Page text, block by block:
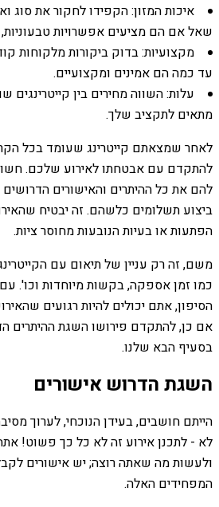
איכות המזון: הקפידו לחקור את סוג
שאל אם הם מציעים אפשרויות טבעוניות,
מקצועיות: בדוק ביקורות מלקוחות
עד כמה הם אמינים ומקצועיים.
עלות: השווה מחירים בין קייטרינגים
מתאים לתקציב שלך.
לאחר שמצאתם קייטרינג שעומד בכל
להתקדם עם אבטחתו לאירוע שלכם.
להם את כל ההיתרים והאישורים
ביצוע תשלומים כלשהם. זה יבטיח
הפתעות או בעיות הנובעות מחוסר ציות.
משם, זה רק עניין של תיאום עם
כמו זמן אספקה, בקשות מיוחדות וכו'.
הסיפון, אתם יכולים להיות רגועים
אם כן, להתקדם פירושו השגת ההיתרים
בסעיף הבא שלנו.
השגת הדרוש אישורים
הייתם חושבים, בעידן הנוכחי, לערוך
לא - לתכנן אירוע זה לא כל כך פשוט!
ולעשות מה שאתה רוצה; יש אישורים
המפחידים האלה.